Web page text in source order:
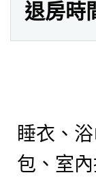
退房時
睡衣、
包、室